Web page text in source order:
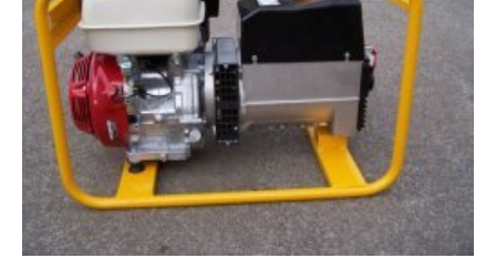
Kontaktai
Atsijungti
SIŲSTI